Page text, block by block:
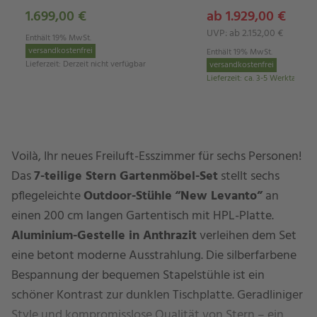
1.699,00 €
Enthält 19% MwSt.
versandkostenfrei
Lieferzeit: Derzeit nicht verfügbar
ab 1.929,00 €
UVP: ab 2.152,00 €
Enthält 19% MwSt.
versandkostenfrei
Lieferzeit: ca. 3-5 Werktage
Voilà, Ihr neues Freiluft-Esszimmer für sechs Personen!
Das7-teilige Stern Gartenmöbel-Setstellt sechs
pflegeleichteOutdoor-Stühle “New Levanto”an
einen 200 cm langen Gartentisch mit HPL-Platte.
Aluminium-Gestelle in Anthrazitverleihen dem Set
eine betont moderne Ausstrahlung. Die silberfarbene
Bespannung der bequemen Stapelstühle ist ein
schöner Kontrast zur dunklen Tischplatte. Geradliniger